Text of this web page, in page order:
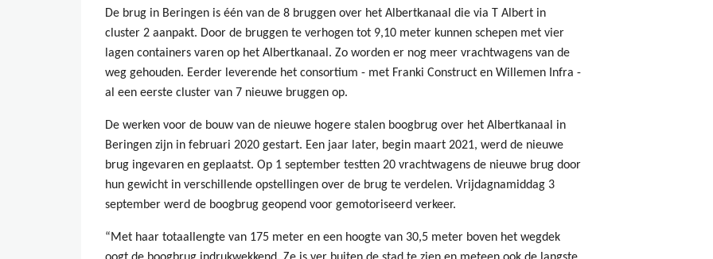
De brug in Beringen is één van de 8 bruggen over het Albertkanaal die via T Albert in
cluster 2 aanpakt. Door de bruggen te verhogen tot 9,10 meter kunnen schepen met vier
lagen containers varen op het Albertkanaal. Zo worden er nog meer vrachtwagens van de
weg gehouden. Eerder leverende het consortium - met Franki Construct en Willemen Infra -
al een eerste cluster van 7 nieuwe bruggen op.
De werken voor de bouw van de nieuwe hogere stalen boogbrug over het Albertkanaal in
Beringen zijn in februari 2020 gestart. Een jaar later, begin maart 2021, werd de nieuwe
brug ingevaren en geplaatst. Op 1 september testten 20 vrachtwagens de nieuwe brug door
hun gewicht in verschillende opstellingen over de brug te verdelen. Vrijdagnamiddag 3
september werd de boogbrug geopend voor gemotoriseerd verkeer.
“Met haar totaallengte van 175 meter en een hoogte van 30,5 meter boven het wegdek